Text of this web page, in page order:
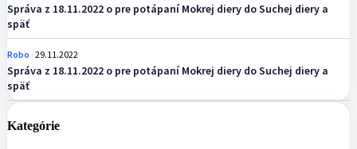
Správa z 18.11.2022 o pre potápaní Mokrej diery do Suchej diery a
späť
Robo 29.11.2022
Správa z 18.11.2022 o pre potápaní Mokrej diery do Suchej diery a
späť
Kategórie